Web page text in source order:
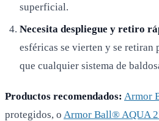
superficial.
Necesita despliegue y retiro
esféricas se vierten y se retiran
que cualquier sistema de
Productos recomendados: Armor
protegidos, o Armor Ball® AQUA